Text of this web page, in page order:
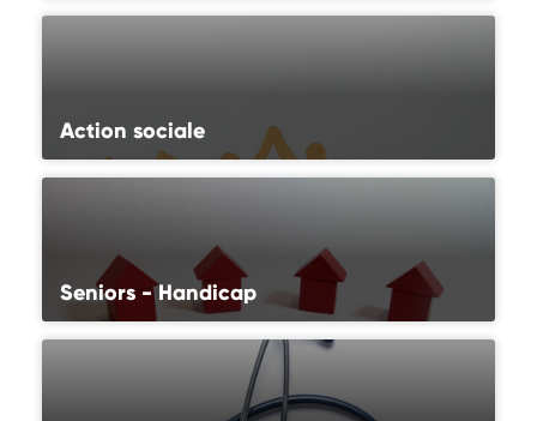
Action sociale
Seniors - Handicap